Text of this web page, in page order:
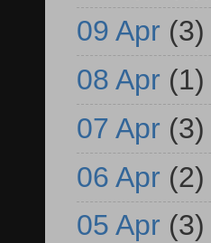
09 Apr (3)
08 Apr (1)
07 Apr (3)
06 Apr (2)
05 Apr (3)